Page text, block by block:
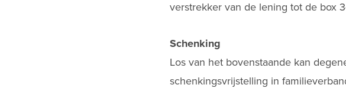
verstrekker van de lening tot de box
Schenking
Los van het bovenstaande kan
schenkingsvrijstelling in